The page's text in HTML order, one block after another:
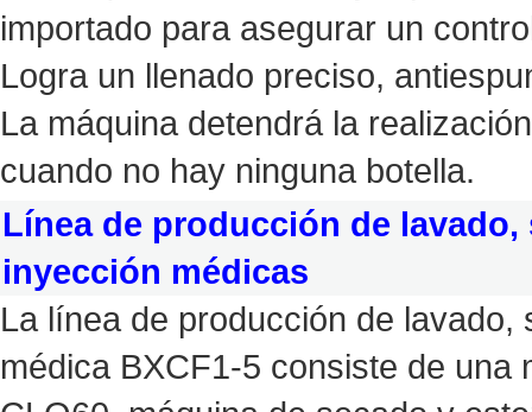
importado para asegurar un
Logra un llenado preciso,
La máquina detendrá la
cuando no hay ninguna botella.
Línea de producción de
inyección médicas
La línea de producción de
médica BXCF1-5 consiste de una